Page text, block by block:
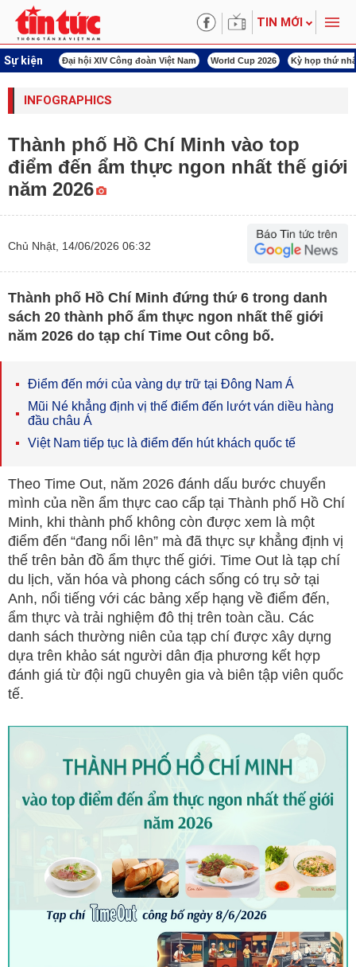
TIN MỚI
Sự kiện
ngày đêm Đại hội XIV Công đoàn Việt Nam World Cup 2026 Kỳ họp thứ
INFOGRAPHICS
Thành phố Hồ Chí Minh vào top
điểm đến ẩm thực ngon nhất thế giới
năm 2026
Chủ Nhật, 14/06/2026 06:32
Thành phố Hồ Chí Minh đứng thứ 6 trong danh
sách 20 thành phố ẩm thực ngon nhất thế giới
năm 2026 do tạp chí Time Out công bố.
Điểm đến mới của vàng dự trữ tại Đông Nam Á
Mũi Né khẳng định vị thế điểm đến lướt ván diều hàng
đầu châu Á
Việt Nam tiếp tục là điểm đến hút khách quốc tế
Theo Time Out, năm 2026 đánh dấu bước chuyển
mình của nền ẩm thực cao cấp tại Thành phố Hồ Chí
Minh, khi thành phố không còn được xem là một
điểm đến “đang nổi lên” mà đã thực sự khẳng định vị
thế trên bản đồ ẩm thực thế giới. Time Out là tạp chí
du lịch, văn hóa và phong cách sống có trụ sở tại
Anh, nổi tiếng với các bảng xếp hạng về điểm đến,
ẩm thực và trải nghiệm đô thị trên toàn cầu. Các
danh sách thường niên của tạp chí được xây dựng
dựa trên khảo sát người dân địa phương kết hợp
đánh giá từ đội ngũ chuyên gia và biên tập viên quốc
tế.